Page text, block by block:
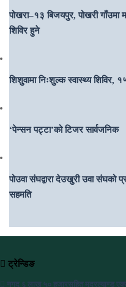
पोखरा–१३ बिजयपुर, पोखरी
शिविर हुने
शिशुवामा निःशुल्क स्वास्थ्य शिविर,
‘पेन्सन पट्टा’को टिजर सार्वजनिक
पोउवा संघद्वारा देउखुरी उवा संघको
सहमति
ट्रेन्डिङ
नगद ६ लाख ५० हजारसहित मदरल्याण्ड